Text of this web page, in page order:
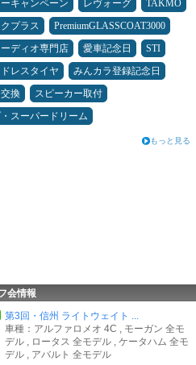
キャンペーン レヴォーグ
TAKMO
プラス
PremiumGLASSCOAT3000
ディオ専門店
愛車記念日
STI
レスタイヤ
みんカラ登録記念日
換
スピーカー取付
スーパードリーム
もっと見る
会情報
第3回・信州 ライトウェイト ...
車種：アルファロメオ 4C , モーガン 全モ
デル , ロータス 全モデル , ケータハム 全モ
デル , アバルト 全モデル